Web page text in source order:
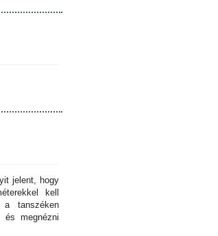
jelent, hogy
kell
a tanszéken
megnézni